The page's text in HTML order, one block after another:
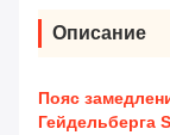
Описание
Пояс
Гейдельберга